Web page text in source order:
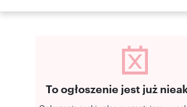
To ogłoszenie jest już